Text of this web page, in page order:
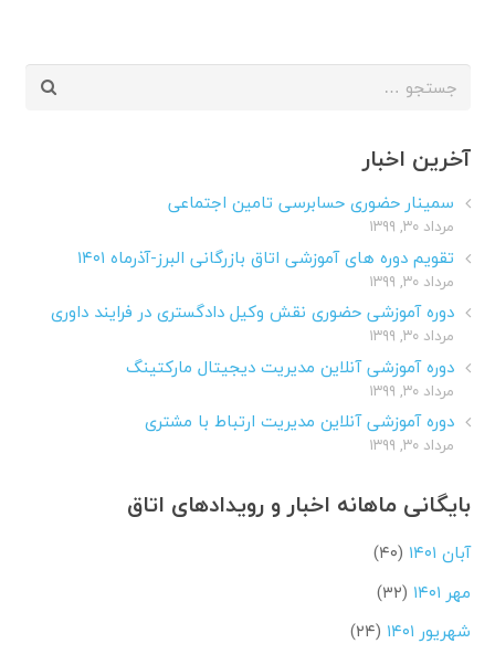
جستجو
آخرین اخبار
سمینار حضوری حسابرسی تامین اجتماعی
مرداد ۳۰, ۱۳۹۹
تقویم دوره های آموزشی اتاق بازرگانی البرز-آذرماه ۱۴۰۱
مرداد ۳۰, ۱۳۹۹
دوره آموزشی حضوری نقش وکیل دادگستری در فرایند داوری
مرداد ۳۰, ۱۳۹۹
دوره آموزشی آنلاین مدیریت دیجیتال مارکتینگ
مرداد ۳۰, ۱۳۹۹
دوره آموزشی آنلاین مدیریت ارتباط با مشتری
مرداد ۳۰, ۱۳۹۹
بایگانی ماهانه اخبار و رویدادهای اتاق
آبان ۱۴۰۱
(۴۰)
مهر ۱۴۰۱
(۳۲)
شهریور ۱۴۰۱
(۲۴)